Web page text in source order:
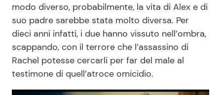
modo diverso, probabilmente, la vita di Alex e di
suo padre sarebbe stata molto diversa. Per
dieci anni infatti, i due hanno vissuto nell’ombra,
scappando, con il terrore che l’assassino di
Rachel potesse cercarli per far del male al
testimone di quell’atroce omicidio.